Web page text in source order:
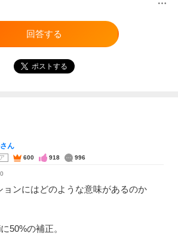
回答する
ポストする
ん
600 918 996
ョンにはどのような意味があるのか
50%の補正。